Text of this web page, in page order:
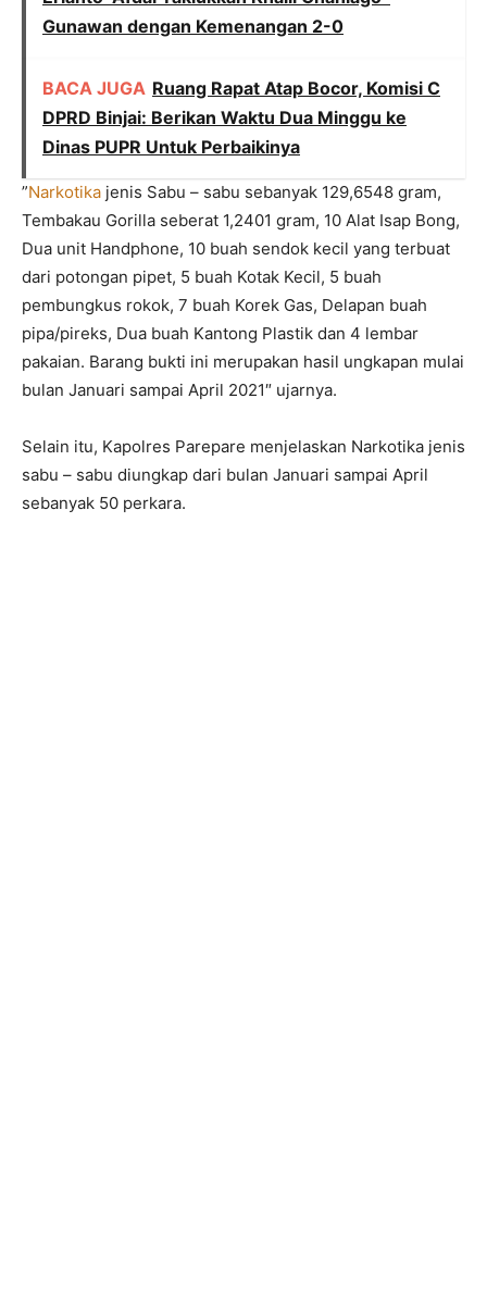
Gunawan dengan Kemenangan 2-0
BACA JUGA Ruang Rapat Atap Bocor, Komisi C
DPRD Binjai: Berikan Waktu Dua Minggu ke
Dinas PUPR Untuk Perbaikinya
”Narkotika jenis Sabu – sabu sebanyak 129,6548 gram,
Tembakau Gorilla seberat 1,2401 gram, 10 Alat Isap Bong,
Dua unit Handphone, 10 buah sendok kecil yang terbuat
dari potongan pipet, 5 buah Kotak Kecil, 5 buah
pembungkus rokok, 7 buah Korek Gas, Delapan buah
pipa/pireks, Dua buah Kantong Plastik dan 4 lembar
pakaian. Barang bukti ini merupakan hasil ungkapan mulai
bulan Januari sampai April 2021″ ujarnya.
Selain itu, Kapolres Parepare menjelaskan Narkotika jenis
sabu – sabu diungkap dari bulan Januari sampai April
sebanyak 50 perkara.